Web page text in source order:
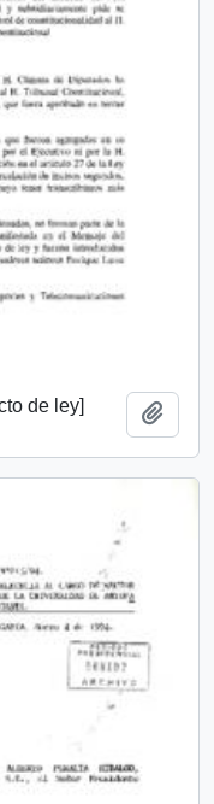
de ley]